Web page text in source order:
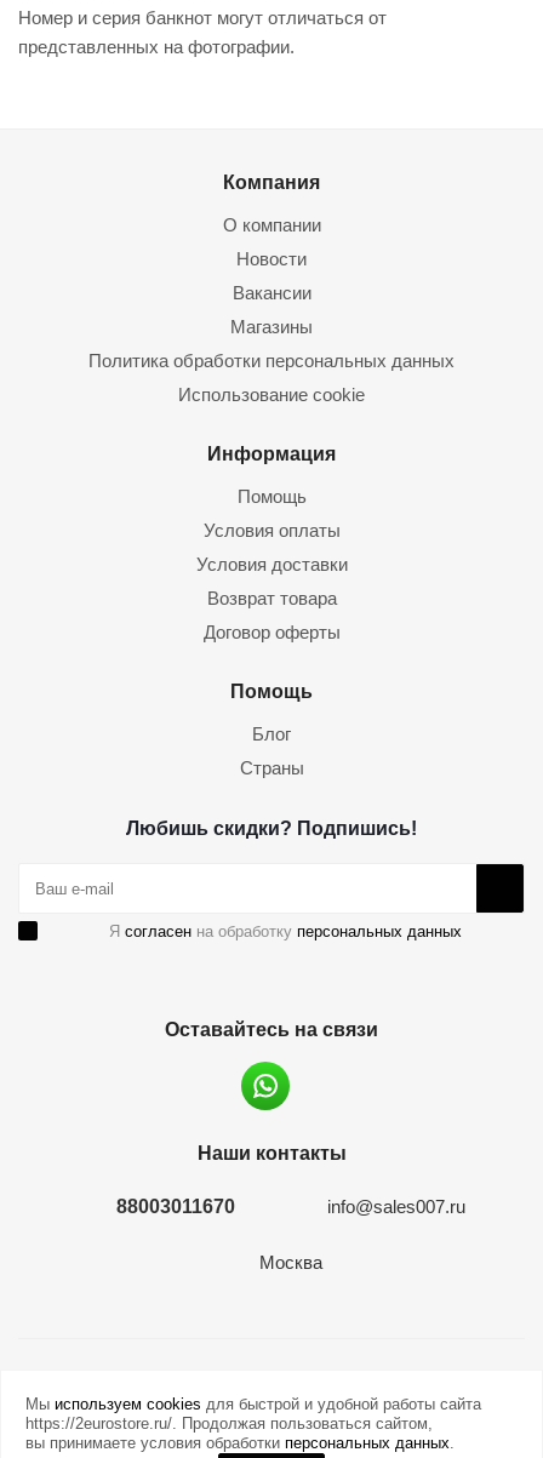
Номер и серия банкнот могут отличаться от
представленных на фотографии.
Компания
О компании
Новости
Вакансии
Магазины
Политика обработки персональных данных
Использование cookie
Информация
Помощь
Условия оплаты
Условия доставки
Возврат товара
Договор оферты
Помощь
Блог
Страны
Любишь скидки? Подпишись!
Я согласен на обработку персональных данных
Оставайтесь на связи
Наши контакты
88003011670 info@sales007.ru
Москва
Мы используем cookies для быстрой и удобной работы сайта
https://2eurostore.ru/. Продолжая пользоваться сайтом,
вы принимаете условия обработки персональных данных.